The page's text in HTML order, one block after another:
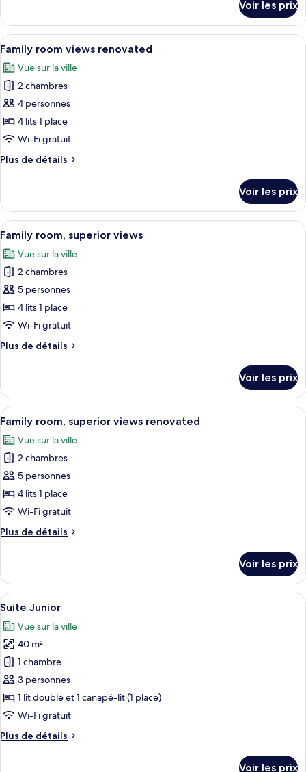
views
le
type
de
chambre
Family
room
Voir les prix
Afficher
toutes
les
photos
pour
ce
type
chambre :
views
renovated
Une chambre d’hôtel avec un
8
Family room views renovated
Vue sur la ville
2 chambres
4 personnes
4 lits 1 place
Wi-Fi gratuit
Plus de détails
Plus
le
type
de
chambre
Family
room
renovated
Voir les prix
Afficher
toutes
les
photos
pour
ce
type
chambre :
superior
views
Une chambre d’hôtel avec deux
6
Family room, superior views
Vue sur la ville
2 chambres
5 personnes
4 lits 1 place
Wi-Fi gratuit
Plus de détails
Plus
le
type
de
chambre
Family
room,
views
Voir les prix
Afficher
toutes
les
photos
pour
ce
type
chambre :
superior
views
renovated
Une chambre d’hôtel avec un
8
Family room, superior views renovated
Vue sur la ville
2 chambres
5 personnes
4 lits 1 place
Wi-Fi gratuit
Plus de détails
Plus
le
type
de
Family
room,
superior
views
renovated
Voir les prix
Afficher
toutes
les
photos
pour
ce
type
de
chambre :
Suite
Une chambre d’hôtel équipée d’un
12
Suite Junior
Vue sur la ville
40 m²
1 chambre
3 personnes
1 lit double et 1 canapé-lit (1 place)
Wi-Fi gratuit
Plus de détails
Plus
Voir les prix